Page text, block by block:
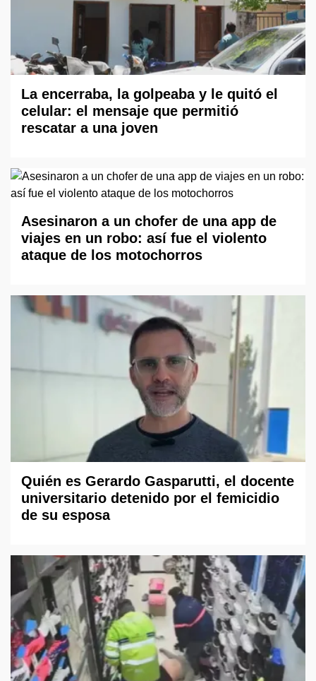
La encerraba, la golpeaba y le quitó el
celular: el mensaje que permitió
rescatar a una joven
Asesinaron a un chofer de una app de
viajes en un robo: así fue el violento
ataque de los motochorros
Quién es Gerardo Gasparutti, el docente
universitario detenido por el femicidio
de su esposa